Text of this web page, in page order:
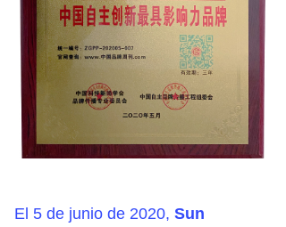
El 5 de junio de 2020, Sun